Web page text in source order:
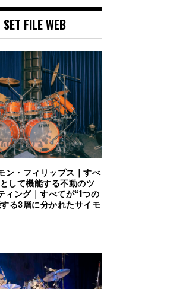
FILE WEB
ン・フィリップス｜すべ
して機能する不動のツ
ィング｜すべてが“1つの
る3層に分かれたサイモ